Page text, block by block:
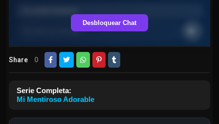
Desbloquear Chat
Share 0
Serie Completa:
Mi Mentiroso Adorable